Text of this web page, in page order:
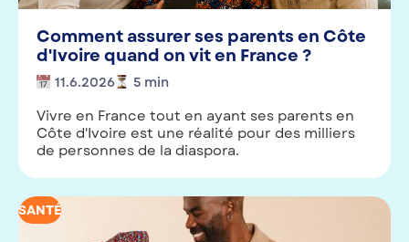
Comment assurer ses parents en Côte
d'Ivoire quand on vit en France ?
11.6.2026 5 min
Vivre en France tout en ayant ses parents en
Côte d'Ivoire est une réalité pour des milliers
de personnes de la diaspora.
SANTÉ